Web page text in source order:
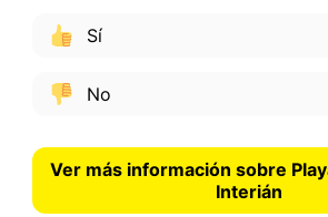
Sí
No
Ver más información sobre
Interián